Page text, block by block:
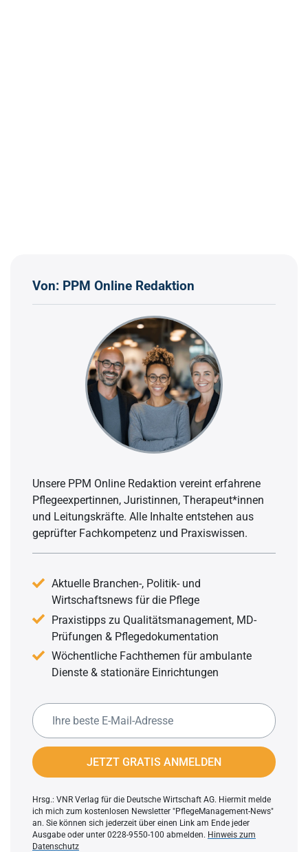
Von: PPM Online Redaktion
Unsere PPM Online Redaktion vereint erfahrene
Pflegeexpertinnen, Juristinnen, Therapeut*innen
und Leitungskräfte. Alle Inhalte entstehen aus
geprüfter Fachkompetenz und Praxiswissen.
Aktuelle Branchen-, Politik- und
Wirtschaftsnews für die Pflege
Praxistipps zu Qualitätsmanagement, MD-
Prüfungen & Pflegedokumentation
Wöchentliche Fachthemen für ambulante
Dienste & stationäre Einrichtungen
JETZT GRATIS ANMELDEN
Hrsg.: VNR Verlag für die Deutsche Wirtschaft AG. Hiermit melde
ich mich zum kostenlosen Newsletter "PflegeManagement-News"
an. Sie können sich jederzeit über einen Link am Ende jeder
Ausgabe oder unter 0228-9550-100 abmelden. Hinweis zum
Datenschutz